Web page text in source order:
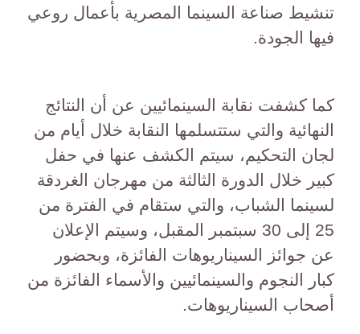
تنشيط صناعة السينما المصرية بأعمال روعي
فيها الجودة.
كما كشفت نقابة السينمائيين عن أن النتائج
النهائية والتي ستتسلمها النقابة خلال أيام من
لجان التحكيم، سيتم الكشف عنها في حفل
كبير خلال الدورة الثالثة من مهرجان الغردقة
لسينما الشباب، والتي ستقام في الفترة من
25 إلى 30 سبتمبر المقبل، وسيتم الإعلان
عن جوائز السيناريوهات الفائزة، وبحضور
كبار النجوم والسينمائيين والأسماء الفائزة من
أصحاب السيناريوهات.